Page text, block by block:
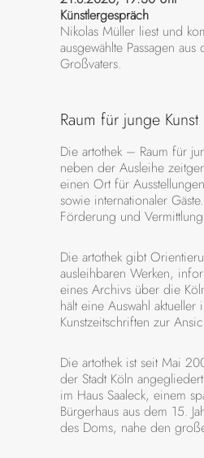
Künstlergespräch
Nikolas Müller liest und
ausgewählte Passagen
Großvaters.
Raum für junge Kunst
Die artothek – Raum für
neben der Ausleihe
einen Ort für
sowie internationaler
Förderung und
Die artothek gibt
ausleihbaren Werken,
eines Archivs über die
hält eine Auswahl aktueller
Kunstzeitschriften zur
Die artothek ist seit Mai
der Stadt Köln
im Haus Saaleck, einem
Bürgerhaus aus dem 15.
des Doms, nahe den